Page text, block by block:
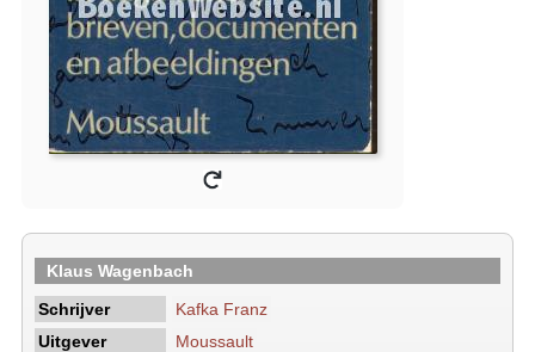
Klaus Wagenbach
Schrijver
Kafka Franz
Uitgever
Moussault